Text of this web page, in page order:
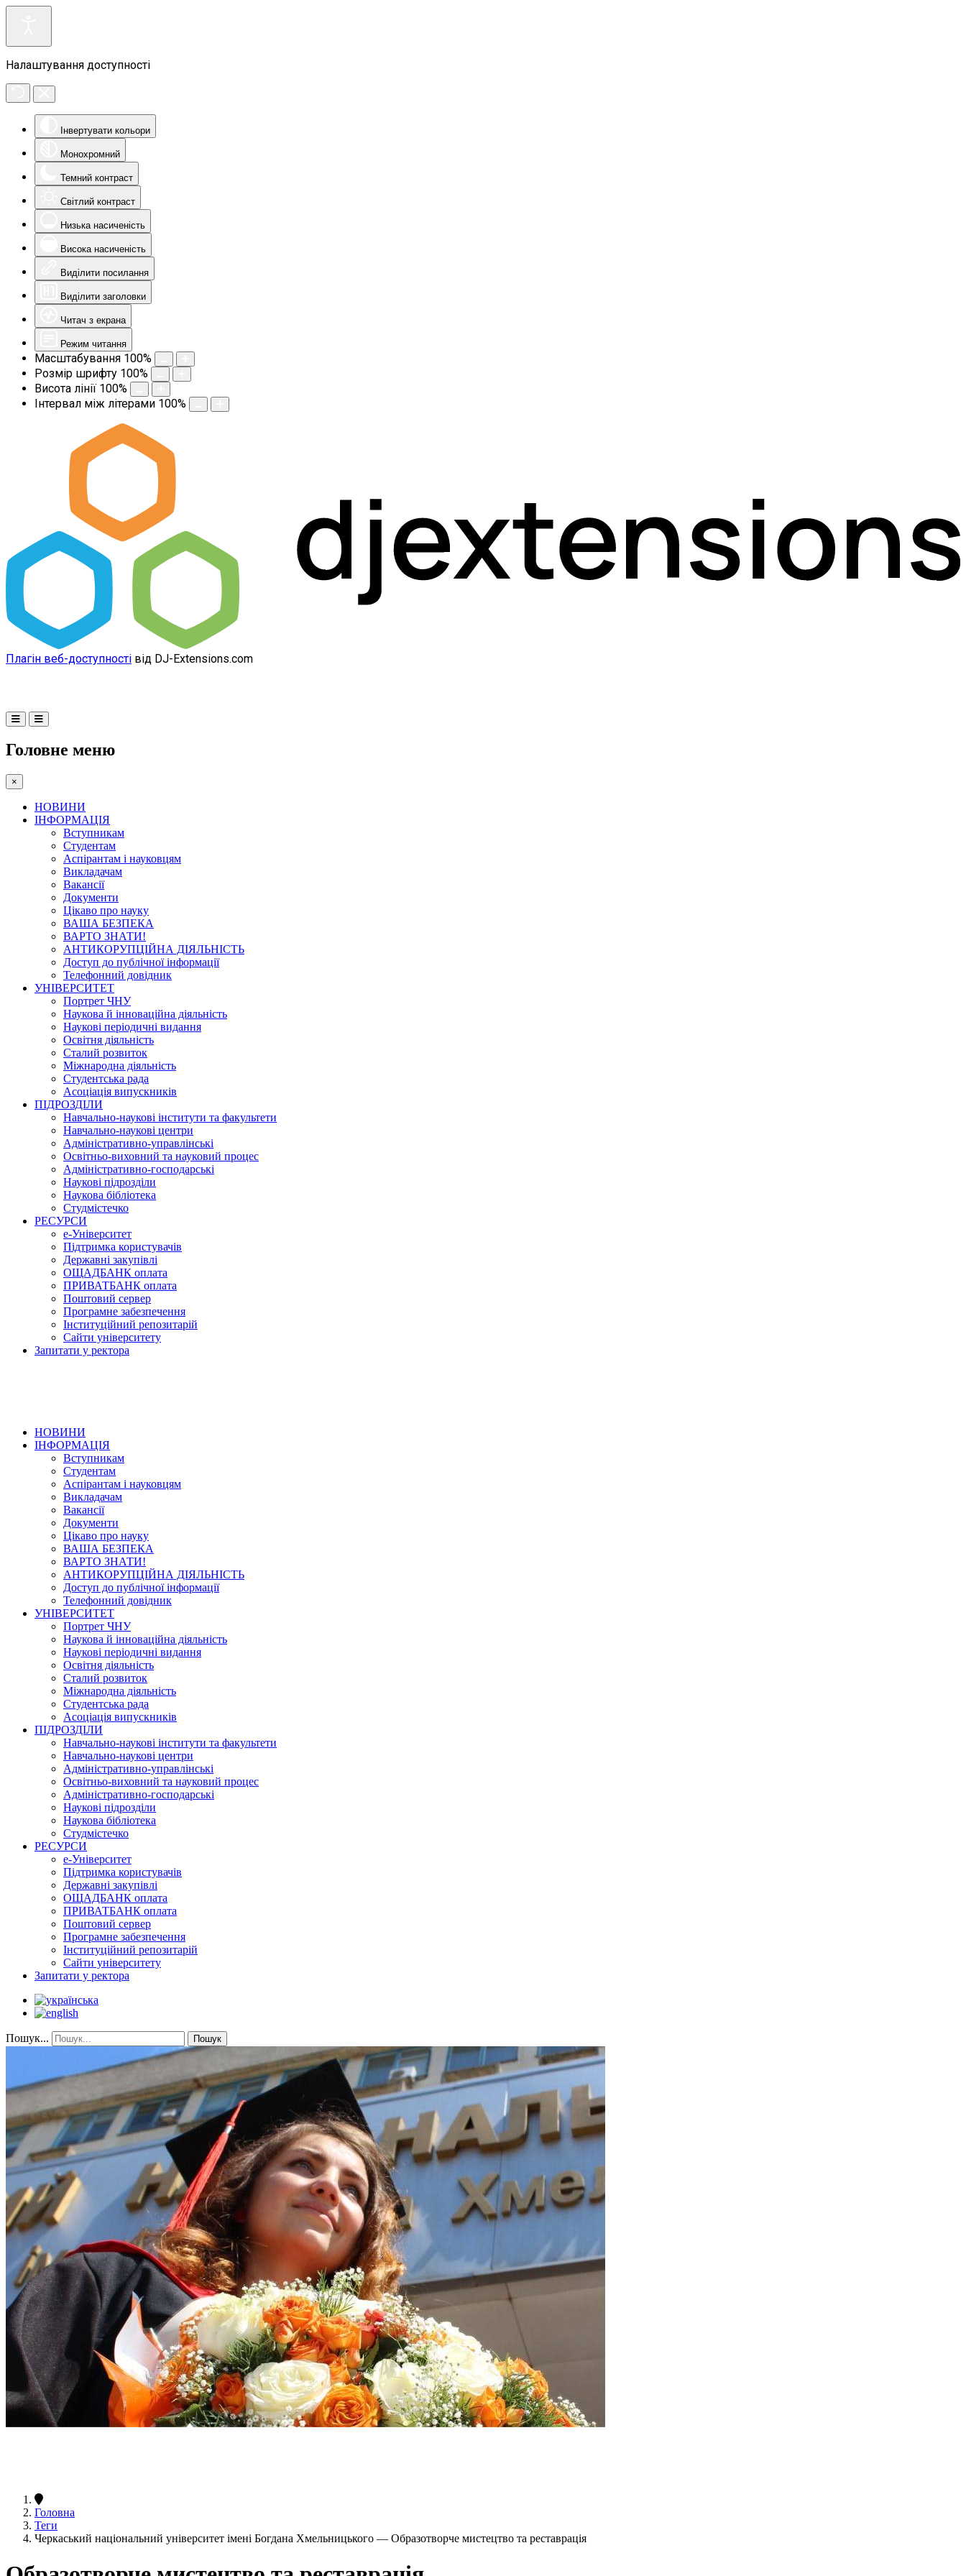
Налаштування доступності
Інвертувати кольори
Монохромний
Темний контраст
Світлий контраст
Низька насиченість
Висока насиченість
Виділити посилання
Виділити заголовки
Читач з екрана
Режим читання
Масштабування 100%
Розмір шрифту 100%
Висота лінії 100%
Інтервал між літерами 100%
Плагін веб-доступності від DJ-Extensions.com
Головне меню
×
НОВИНИ
ІНФОРМАЦІЯ
Вступникам
Студентам
Аспірантам і науковцям
Викладачам
Вакансії
Документи
Цікаво про науку
ВАША БЕЗПЕКА
ВАРТО ЗНАТИ!
АНТИКОРУПЦІЙНА ДІЯЛЬНІСТЬ
Доступ до публічної інформації
Телефонний довідник
УНІВЕРСИТЕТ
Портрет ЧНУ
Наукова й інноваційна діяльність
Наукові періодичні видання
Освітня діяльність
Сталий розвиток
Міжнародна діяльність
Студентська рада
Асоціація випускників
ПІДРОЗДІЛИ
Навчально-наукові інститути та факультети
Навчально-наукові центри
Адміністративно-управлінські
Освітньо-виховний та науковий процес
Адміністративно-господарські
Наукові підрозділи
Наукова бібліотека
Студмістечко
РЕСУРСИ
е-Університет
Підтримка користувачів
Державні закупівлі
ОЩАДБАНК оплата
ПРИВАТБАНК оплата
Поштовий сервер
Програмне забезпечення
Інституційний репозитарій
Сайти університету
Запитати у ректора
НОВИНИ
ІНФОРМАЦІЯ
Вступникам
Студентам
Аспірантам і науковцям
Викладачам
Вакансії
Документи
Цікаво про науку
ВАША БЕЗПЕКА
ВАРТО ЗНАТИ!
АНТИКОРУПЦІЙНА ДІЯЛЬНІСТЬ
Доступ до публічної інформації
Телефонний довідник
УНІВЕРСИТЕТ
Портрет ЧНУ
Наукова й інноваційна діяльність
Наукові періодичні видання
Освітня діяльність
Сталий розвиток
Міжнародна діяльність
Студентська рада
Асоціація випускників
ПІДРОЗДІЛИ
Навчально-наукові інститути та факультети
Навчально-наукові центри
Адміністративно-управлінські
Освітньо-виховний та науковий процес
Адміністративно-господарські
Наукові підрозділи
Наукова бібліотека
Студмістечко
РЕСУРСИ
е-Університет
Підтримка користувачів
Державні закупівлі
ОЩАДБАНК оплата
ПРИВАТБАНК оплата
Поштовий сервер
Програмне забезпечення
Інституційний репозитарій
Сайти університету
Запитати у ректора
Пошук... Пошук
Головна
Теги
Черкаський національний університет імені Богдана Хмельницького — Образотворче мистецтво та реставрація